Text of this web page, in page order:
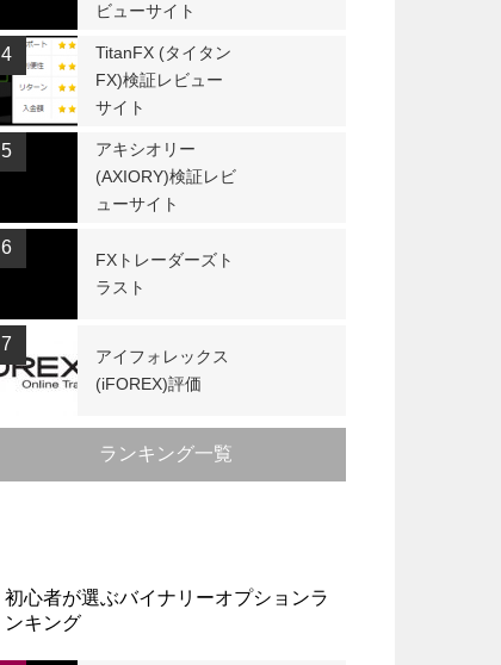
ビューサイト
4
TitanFX (タイタン
FX)検証レビュー
サイト
5
アキシオリー
(AXIORY)検証レビ
ューサイト
6
FXトレーダーズト
ラスト
7
アイフォレックス
(iFOREX)評価
ランキング一覧
初心者が選ぶバイナリーオプションラ
ンキング